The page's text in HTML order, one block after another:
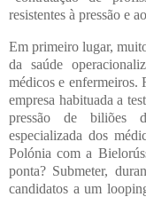
resistentes à pressão e
Em primeiro lugar,
da saúde
médicos e enfermeiros.
empresa habituada a
pressão de biliões
especializada dos
Polónia com a
ponta? Submeter,
candidatos a um